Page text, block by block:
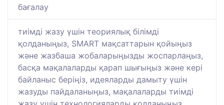
бағалау
тиімді жазу үшін теориялық білімді
қолданыңыз, SMART мақсаттарын қойыңыз
және жазбаша жобаларыңызды жоспарлаңыз,
басқа мақалаларды қарап шығыңыз және кері
байланыс беріңіз, идеяларды дамыту үшін
жазуды пайдаланыңыз, мақалаларды тиімді